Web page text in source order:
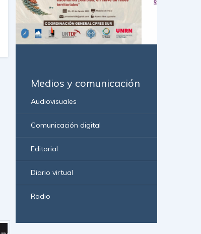
Medios y comunicación
Audiovisuales
Comunicación digital
Editorial
Diario virtual
Radio